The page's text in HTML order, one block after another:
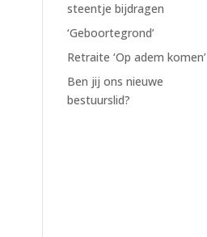
steentje bijdragen
‘Geboortegrond’
Retraite ‘Op adem komen’
Ben jij ons nieuwe
bestuurslid?